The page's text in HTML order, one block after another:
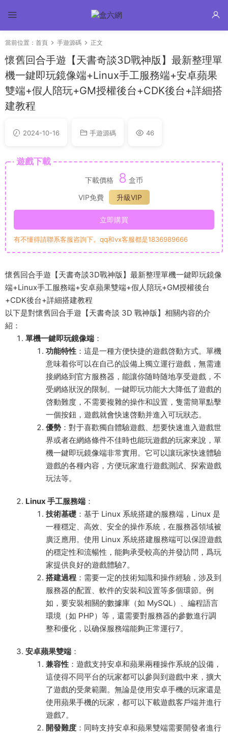
當前位置： 首頁 手遊源碼 正文
懷舊回合手遊【天書奇談3D戰神版】最新整理單
機一鍵即玩鏡像端+Linux手工服務端+安卓蘋果
雙端+假人陪玩+GM授權後台+CDK後台+詳細搭
建教程
2024-10-16 手遊源碼 46
遊戲下載
下載價格 8 盒币
VIP免費
升級VIP
立即購買
有不懂得請聯系客服咨詢下。qq和vx客服都是1836989666
懷舊回合手遊【天書奇談3D戰神版】最新整理單機一鍵即玩鏡像
端+Linux手工服務端+安卓蘋果雙端+假人陪玩+GM授權後台
+CDK後台+詳細搭建教程
以下是對懷舊回合手遊【天書奇談 3D 戰神版】相關内容的介
紹：
單機一鍵即玩鏡像端 ：
功能特性 ：這是一種方便快捷的遊戲啓動方式。單機
意味着你可以在自己的設備上獨立運行遊戲，無需連
接網絡到官方服務器，能讓你随時随地享受遊戲，不
受網絡狀況的限制。一鍵即玩功能大大降低了遊戲的
啓動難度，不需要複雜的操作和設置，隻需簡單點擊
一個按鈕，遊戲就會快速啓動并進入可玩狀态。
優勢 ：對于喜歡獨自體驗遊戲、想要快速進入遊戲世
界或者在網絡條件不佳時也能玩遊戲的玩家來說，單
機一鍵即玩鏡像端非常實用。它可以讓玩家快速體驗
遊戲的各種内容，方便玩家進行遊戲測試、探索遊戲
玩法等。
Linux 手工服務端 ：
技術基礎 ：基于 Linux 系統搭建的服務端，Linux 是
一種穩定、高效、安全的操作系統，在服務器領域被
廣泛應用。使用 Linux 系統搭建服務端可以保證遊戲
的穩定性和流暢性，能夠承受較高的并發訪問，爲玩
家提供良好的遊戲體驗7。
搭建過程 ：需要一定的技術知識和操作經驗，涉及到
服務器的配置、軟件的安裝和設置等多個環節。例
如，要安裝相關的數據庫（如 MySQL）、編程語言
環境（如 PHP）等，還需要對服務器的參數進行調
整和優化，以确保服務端能夠正常運行7。
安卓蘋果雙端 ：
兼容性 ：遊戲支持安卓和蘋果兩種操作系統的設備，
這使得不同平台的玩家都可以參與到遊戲中來，擴大
了遊戲的受衆範圍。無論是使用安卓手機的玩家還是
使用蘋果手機的玩家，都可以下載遊戲客戶端并進行
遊戲7。
開發難度 ：同時支持安卓和蘋果雙端需要開發者進行